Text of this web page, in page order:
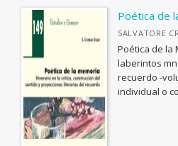
ARQUITECTURA
ARTE Y DISEÑO INDUSTRIAL /
ASTRONOMÍA, ESPACIO Y TIEMPO
BIBLIOTECAS Y CIENCIAS DE LA
BIOGRAFÍA: GENERAL
BIOLOGIA, CIENCIAS DE LA VIDA
Coediciones
Lecciones Inaugurales
Publicaciones Institucionales
Ciencia Biomédica
Ver todas... (17)
Poética de
SALVATORE
Poética de la
laberintos
recuerdo -
individual o